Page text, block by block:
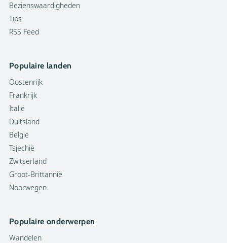
Bezienswaardigheden
Tips
RSS Feed
Populaire landen
Oostenrijk
Frankrijk
Italië
Duitsland
België
Tsjechië
Zwitserland
Groot-Brittannië
Noorwegen
Populaire onderwerpen
Wandelen